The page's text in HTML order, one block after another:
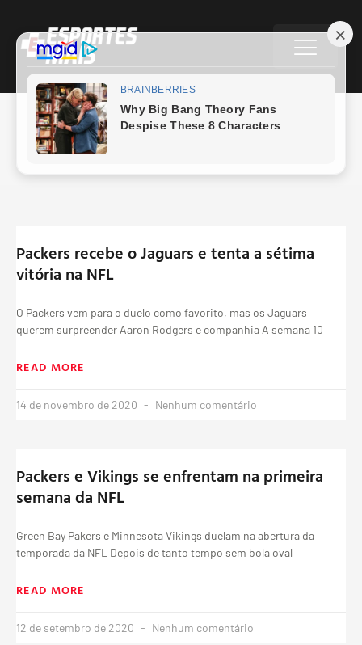
Packers recebe o Jaguars e tenta a sétima
vitória na NFL
O Packers vem para o duelo como favorito, mas os Jaguars
querem surpreender Aaron Rodgers e companhia A semana 10
READ MORE
14 de novembro de 2020 Nenhum comentário
Packers e Vikings se enfrentam na primeira
semana da NFL
Green Bay Pakers e Minnesota Vikings duelam na abertura da
temporada da NFL Depois de tanto tempo sem bola oval
READ MORE
12 de setembro de 2020 Nenhum comentário